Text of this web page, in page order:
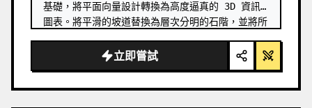
基礎，將平面向量設計轉換為高度逼真的 3D 資訊
圖表。將平滑的坡道替換為層次分明的石階，並將所
  "style": {
    "background": "
復古紋理羊皮紙
",
立即嘗試